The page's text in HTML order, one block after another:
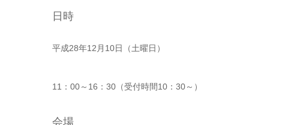
日時
平成28年12月10日（土曜日）
11：00～16：30（受付時間10：30～）
会場